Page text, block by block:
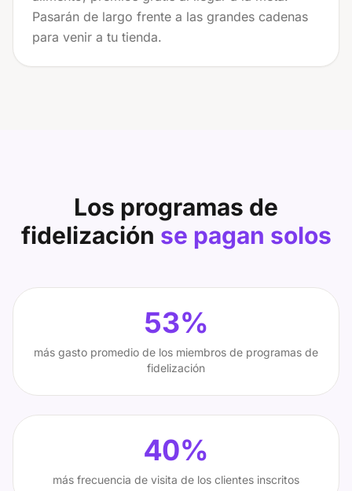
Pasarán de largo frente a las grandes cadenas
para venir a tu tienda.
Los programas de
fidelización se pagan solos
53%
más gasto promedio de los miembros de programas de
fidelización
40%
más frecuencia de visita de los clientes inscritos